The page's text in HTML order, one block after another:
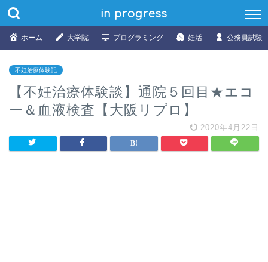
in progress
ホーム 大学院 プログラミング 妊活 公務員試験
不妊治療体験記
【不妊治療体験談】通院５回目★エコ
ー＆血液検査【大阪リプロ】
2020年4月22日